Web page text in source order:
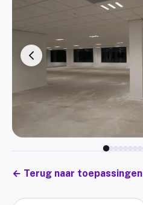
← Terug naar toepassingen